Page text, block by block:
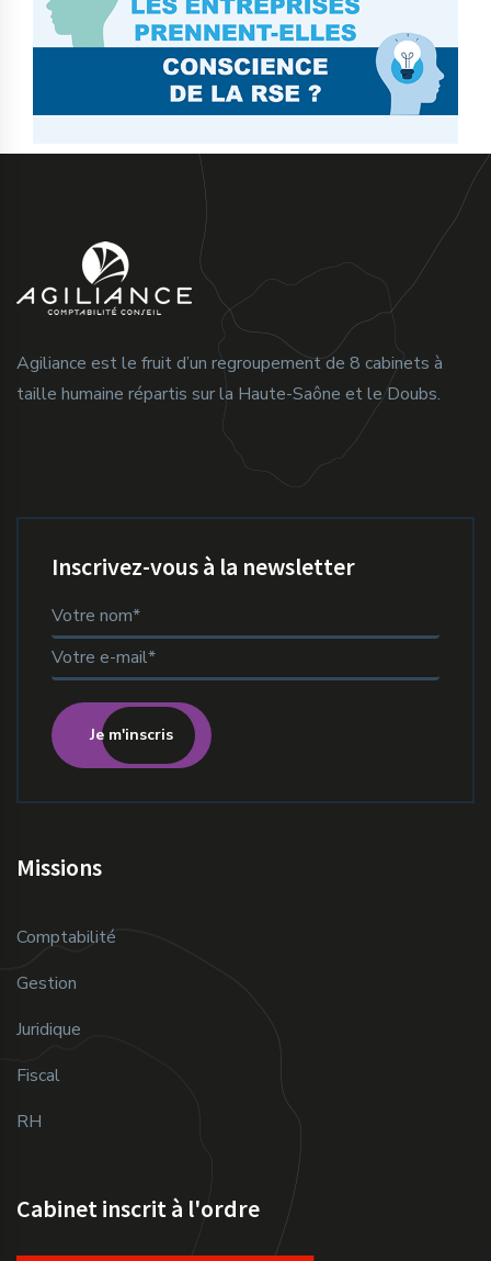
Agiliance est le fruit d’un regroupement de 8 cabinets à
taille humaine répartis sur la Haute-Saône et le Doubs.
Inscrivez-vous à la newsletter
Je m'inscris
Missions
Comptabilité
Gestion
Juridique
Fiscal
RH
Cabinet inscrit à l'ordre